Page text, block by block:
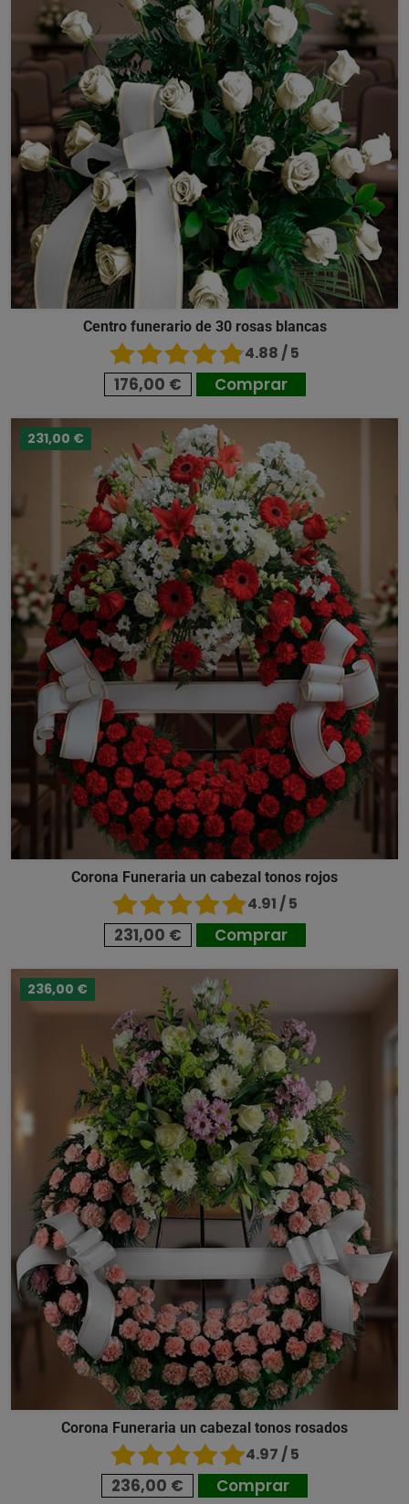
Centro funerario de 30 rosas blancas
4.88 / 5
176,00 € Comprar
231,00 €
Corona Funeraria un cabezal tonos rojos
4.91 / 5
231,00 € Comprar
236,00 €
Corona Funeraria un cabezal tonos rosados
4.97 / 5
236,00 € Comprar